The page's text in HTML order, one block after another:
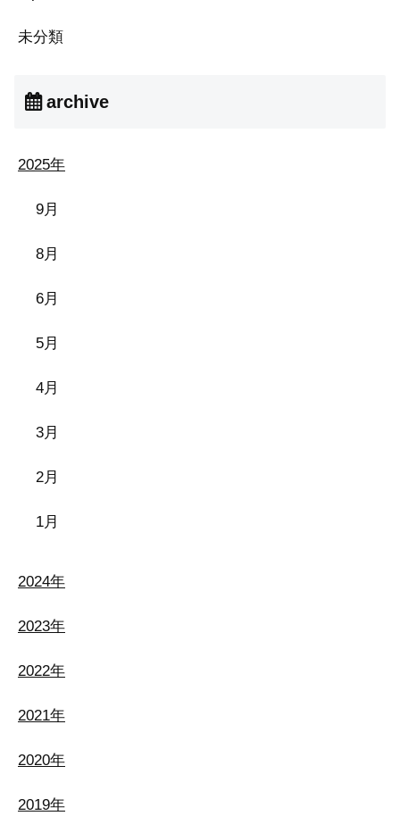
未分類
archive
2025年
9月
8月
6月
5月
4月
3月
2月
1月
2024年
2023年
2022年
2021年
2020年
2019年